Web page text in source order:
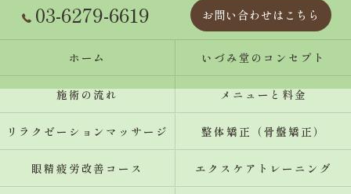
03-6279-6619 お問い合わせはこちら
ホーム いづみ堂のコンセプト
施術の流れ メニューと料金
リラクゼーションマッサージ 整体矯正（骨盤矯正）
眼精疲労改善コース エクスケアトレーニング